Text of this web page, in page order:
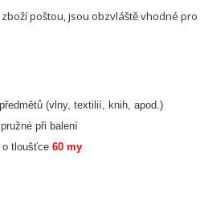
poštou, jsou obzvláště vhodné
(vlny, textilií, knih, apod.)
při balení
o tloušťce 60 my